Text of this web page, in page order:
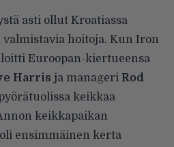
asti ollut Kroatiassa
valmistavia hoitoja. Kun Iron
Euroopan-kiertueensa
Harris ja manageri Rod
keikkaa
keikkapaikan
ensimmäinen kerta